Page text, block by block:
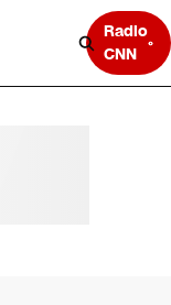
Radio
CNN